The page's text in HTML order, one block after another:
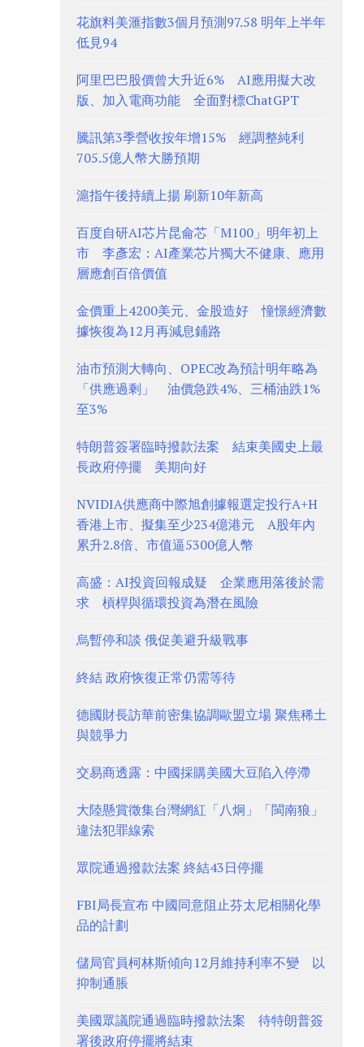
花旗料美滙指數3個月預測97.58 明年上半年
低見94
阿里巴巴股價曾大升近6% AI應用擬大改
版、加入電商功能 全面對標ChatGPT
騰訊第3季營收按年增15% 經調整純利
705.5億人幣大勝預期
滬指午後持續上揚 刷新10年新高
百度自研AI芯片昆侖芯「M100」明年初上
市 李彥宏：AI產業芯片獨大不健康、應用
層應創百倍價值
金價重上4200美元、金股造好 憧憬經濟數
據恢復為12月再減息鋪路
油市預測大轉向、OPEC改為預計明年略為
「供應過剩」 油價急跌4%、三桶油跌1%
至3%
特朗普簽署臨時撥款法案 結束美國史上最
長政府停擺 美期向好
NVIDIA供應商中際旭創據報選定投行A+H
香港上市、擬集至少234億港元 A股年內
累升2.8倍、市值逼5300億人幣
高盛：AI投資回報成疑 企業應用落後於需
求 槓桿與循環投資為潛在風險
烏暫停和談 俄促美避升級戰事
終結 政府恢復正常仍需等待
德國財長訪華前密集協調歐盟立場 聚焦稀土
與競爭力
交易商透露：中國採購美國大豆陷入停滯
大陸懸賞徵集台灣網紅「八炯」「閩南狼」
違法犯罪線索
眾院通過撥款法案 終結43日停擺
FBI局長宣布 中國同意阻止芬太尼相關化學
品的計劃
儲局官員柯林斯傾向12月維持利率不變 以
抑制通脹
美國眾議院通過臨時撥款法案 待特朗普簽
署後政府停擺將結束